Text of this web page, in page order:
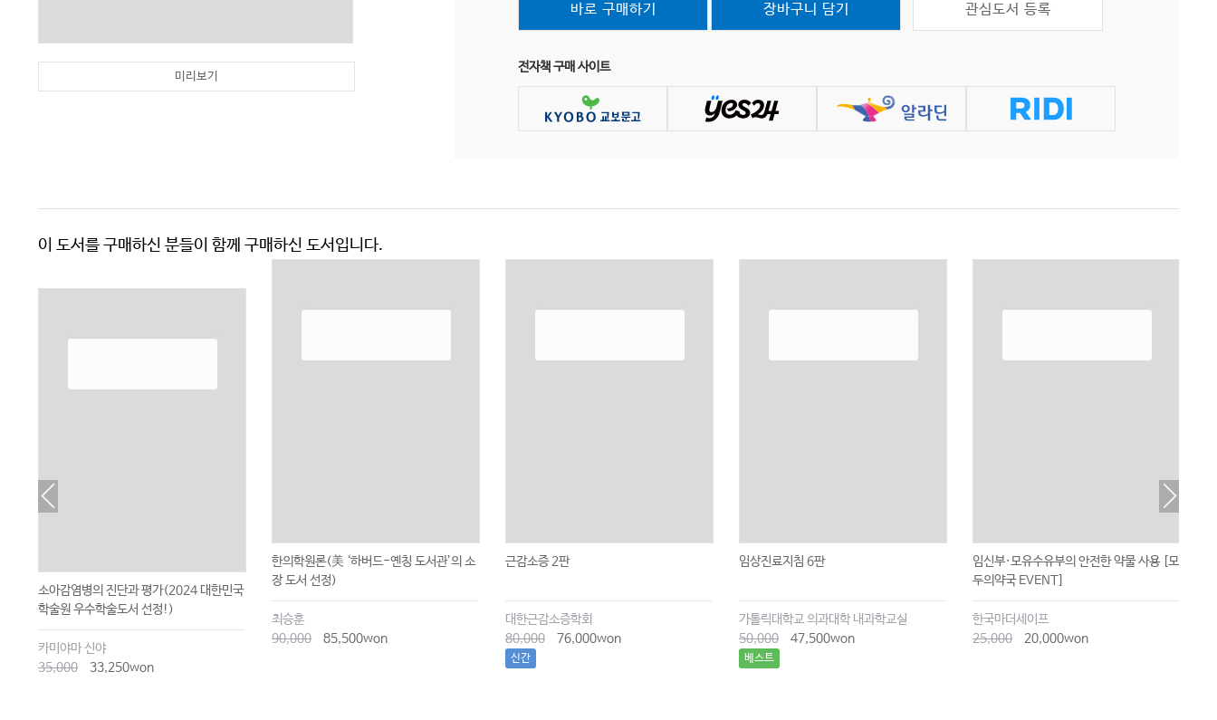
미리보기
바로 구매하기 장바구니 담기 관심도서 등록
전자책 구매 사이트
이 도서를 구매하신 분들이 함께 구매하신 도서입니다.
소아감염병의 진단과 평가(2024 대한민국
학술원 우수학술도서 선정!)
카미야마 신야
35,000
33,250won
한의학원론(美 ‘하버드-옌칭 도서관’의 소
장 도서 선정)
최승훈
90,000
85,500won
근감소증 2판
대한근감소증학회
80,000
76,000won
신간
임상진료지침 6판
가톨릭대학교 의과대학 내과학교실
50,000
47,500won
베스트
임신부·모유수유부의 안전한 약물 사용 [모
두의약국 EVENT]
한국마더세이프
25,000
20,000won